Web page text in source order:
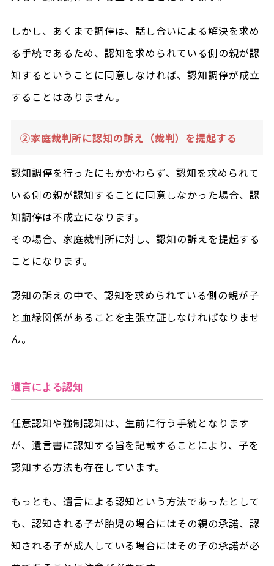
しかし、あくまで調停は、話し合いによる解決を求め
る手続であるため、認知を求められている側の親が認
知するということに同意しなければ、認知調停が成立
することはありません。
②家庭裁判所に認知の訴え（裁判）を提起する
認知調停を行ったにもかかわらず、認知を求められて
いる側の親が認知することに同意しなかった場合、認
知調停は不成立になります。
その場合、家庭裁判所に対し、認知の訴えを提起する
ことになります。
認知の訴えの中で、認知を求められている側の親が子
と血縁関係があることを主張立証しなければなりませ
ん。
遺言による認知
任意認知や強制認知は、生前に行う手続となります
が、遺言書に認知する旨を記載することにより、子を
認知する方法も存在しています。
もっとも、遺言による認知という方法であったとして
も、認知される子が胎児の場合にはその親の承諾、認
知される子が成人している場合にはその子の承諾が必